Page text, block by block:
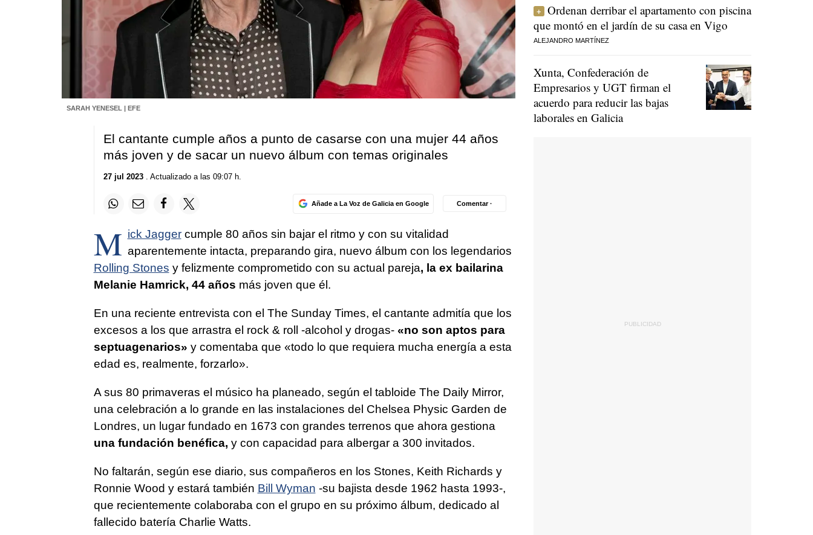
SARAH YENESEL | EFE
El cantante cumple años a punto de casarse con una mujer 44 años
más joven y de sacar un nuevo álbum con temas originales
27 jul 2023. Actualizado a las 09:07 h.
Añade a La Voz de Galicia en Google Comentar ·
M ick Jaggercumple 80 años sin bajar el ritmo y con su vitalidad
aparentemente intacta, preparando gira, nuevo álbum con los legendarios
Rolling Stones y felizmente comprometido con su actual pareja, la ex bailarina
Melanie Hamrick, 44 años más joven que él.
En una reciente entrevista con el The Sunday Times, el cantante admitía que los
excesos a los que arrastra el rock & roll -alcohol y drogas- «no son aptos para
septuagenarios» y comentaba que «todo lo que requiera mucha energía a esta
edad es, realmente, forzarlo».
A sus 80 primaveras el músico ha planeado, según el tabloide The Daily Mirror,
una celebración a lo grande en las instalaciones del Chelsea Physic Garden de
Londres, un lugar fundado en 1673 con grandes terrenos que ahora gestiona
una fundación benéfica, y con capacidad para albergar a 300 invitados.
No faltarán, según ese diario, sus compañeros en los Stones, Keith Richards y
Ronnie Wood y estará también Bill Wyman -su bajista desde 1962 hasta 1993-,
que recientemente colaboraba con el grupo en su próximo álbum, dedicado al
fallecido batería Charlie Watts.
Ordenan derribar el apartamento con piscina
que montó en el jardín de su casa en Vigo
ALEJANDRO MARTÍNEZ
Xunta, Confederación de
Empresarios y UGT firman el
acuerdo para reducir las bajas
laborales en Galicia